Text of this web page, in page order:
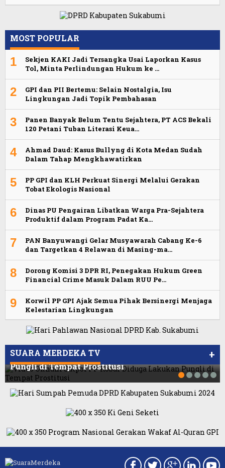
MOST POPULAR
1
Sekjen KAKI Jadi Tersangka Usai Laporkan Kasus
Tol, Minta Perlindungan Hukum ke …
2
GPI dan PII Bertemu: Selain Nostalgia, Isu
Lingkungan Jadi Topik Pembahasan
3
Panen Banyak Belum Tentu Sejahtera, PT ACS Bekali
120 Petani Tuban Literasi Keua…
4
Ahmad Daud: Kasus Bullyng di Kota Medan Sudah
Dalam Tahap Mengkhawatirkan
5
PP GPI dan KLH Perkuat Sinergi Melalui Gerakan
Tobat Ekologis Nasional
6
Dinas PU Pengairan Libatkan Warga Pra-Sejahtera
Produktif dalam Program Padat Ka…
7
PAN Banyuwangi Gelar Musyawarah Cabang Ke-6
dan Targetkan 4 Relawan di Masing-ma…
8
Dorong Komisi 3 DPR RI, Penegakan Hukum Green
Financial Crime Masuk Dalam RUU Pe…
9
Korwil PP GPI Ajak Semua Pihak Bersinergi Menjaga
Kelestarian Lingkungan
SUARA MERDEKA TV +
Billabong, Sekretaris GPI: Kedua Tokoh…
Jakarta
Video Oknum Satpol PP Kobar Diduga Lakukan
Pungli di Tempat Prostitusi